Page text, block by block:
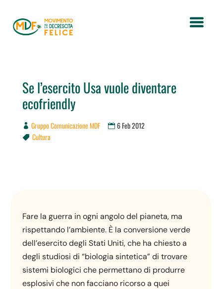
Se l’esercito Usa vuole diventare
ecofriendly
Gruppo Comunicazione MDF 6 Feb 2012
 Cultura
Fare la guerra in ogni angolo del pianeta, ma
rispettando l’ambiente. È la conversione verde
dell’esercito degli Stati Uniti, che ha chiesto a
degli studiosi di “biologia sintetica” di trovare
sistemi biologici che permettano di produrre
esplosivi che non facciano ricorso a quei